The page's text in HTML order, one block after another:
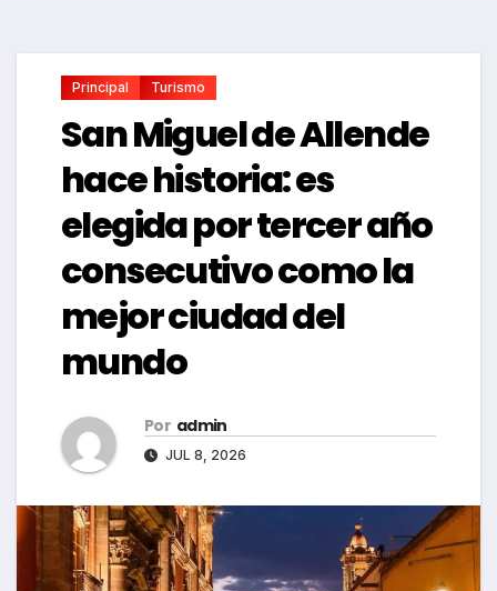
Principal Turismo
San Miguel de Allende
hace historia: es
elegida por tercer año
consecutivo como la
mejor ciudad del
mundo
Por admin
JUL 8, 2026